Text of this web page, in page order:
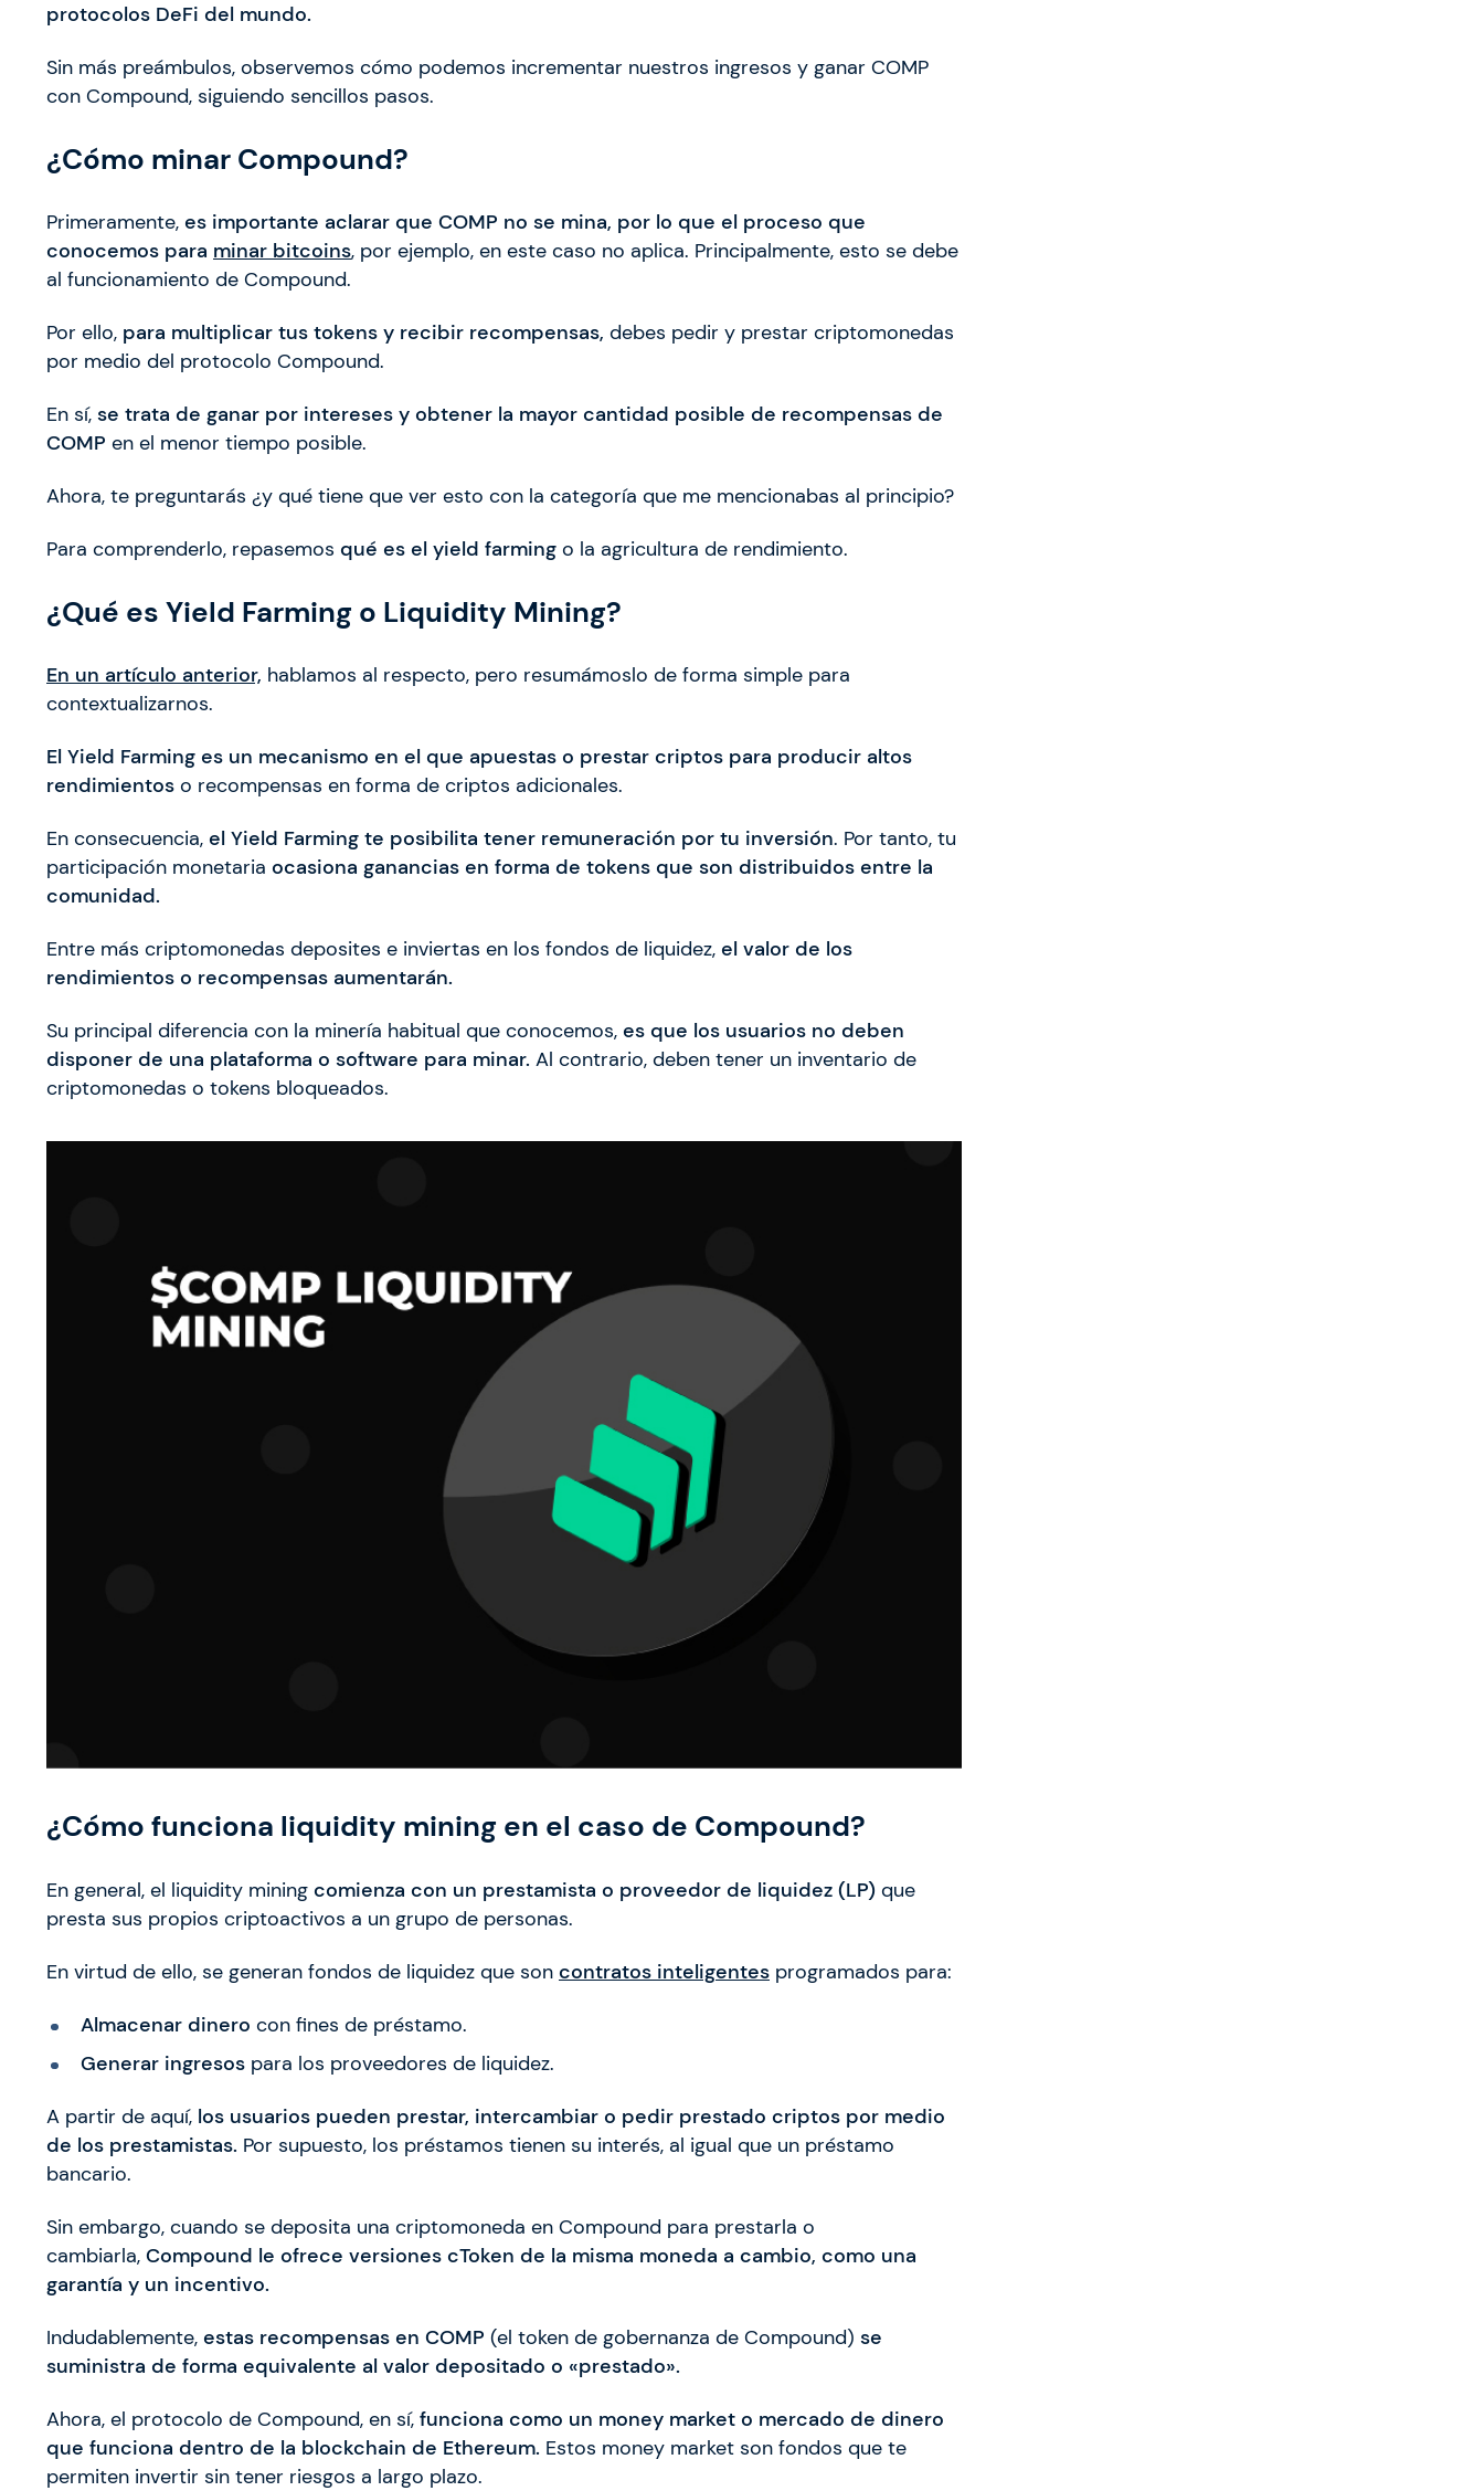
protocolos DeFi del mundo.
Sin más preámbulos, observemos cómo podemos incrementar nuestros ingresos y ganar COMP
con Compound, siguiendo sencillos pasos.
¿Cómo minar Compound?
Primeramente, es importante aclarar que COMP no se mina, por lo que el proceso que
conocemos para minar bitcoins, por ejemplo, en este caso no aplica. Principalmente, esto se debe
al funcionamiento de Compound.
Por ello, para multiplicar tus tokens y recibir recompensas, debes pedir y prestar criptomonedas
por medio del protocolo Compound.
En sí, se trata de ganar por intereses y obtener la mayor cantidad posible de recompensas de
COMP en el menor tiempo posible.
Ahora, te preguntarás ¿y qué tiene que ver esto con la categoría que me mencionabas al principio?
Para comprenderlo, repasemos qué es el yield farming o la agricultura de rendimiento.
¿Qué es Yield Farming o Liquidity Mining?
En un artículo anterior, hablamos al respecto, pero resumámoslo de forma simple para
contextualizarnos.
El Yield Farming es un mecanismo en el que apuestas o prestar criptos para producir altos
rendimientos o recompensas en forma de criptos adicionales.
En consecuencia, el Yield Farming te posibilita tener remuneración por tu inversión. Por tanto, tu
participación monetaria ocasiona ganancias en forma de tokens que son distribuidos entre la
comunidad.
Entre más criptomonedas deposites e inviertas en los fondos de liquidez, el valor de los
rendimientos o recompensas aumentarán.
Su principal diferencia con la minería habitual que conocemos, es que los usuarios no deben
disponer de una plataforma o software para minar. Al contrario, deben tener un inventario de
criptomonedas o tokens bloqueados.
¿Cómo funciona liquidity mining en el caso de Compound?
En general, el liquidity mining comienza con un prestamista o proveedor de liquidez (LP) que
presta sus propios criptoactivos a un grupo de personas.
En virtud de ello, se generan fondos de liquidez que son contratos inteligentes programados para:
Almacenar dinero con fines de préstamo.
Generar ingresospara los proveedores de liquidez.
A partir de aquí, los usuarios pueden prestar, intercambiar o pedir prestado criptos por medio
de los prestamistas. Por supuesto, los préstamos tienen su interés, al igual que un préstamo
bancario.
Sin embargo, cuando se deposita una criptomoneda en Compound para prestarla o
cambiarla, Compound le ofrece versiones cToken de la misma moneda a cambio, como una
garantía y un incentivo.
Indudablemente, estas recompensas en COMP (el token de gobernanza de Compound) se
suministra de forma equivalente al valor depositado o «prestado».
Ahora, el protocolo de Compound, en sí, funciona como un money market o mercado de dinero
que funciona dentro de la blockchain de Ethereum. Estos money market son fondos que te
permiten invertir sin tener riesgos a largo plazo.